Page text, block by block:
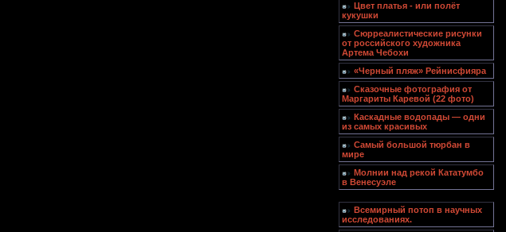
Цвет платья - или полёт
кукушки
Сюрреалистические рисунки
от российского художника
Артема Чебохи
«Черный пляж» Рейнисфияра
Сказочные фотография от
Маргариты Каревой (22 фото)
Каскадные водопады — одни
из самых красивых
Самый большой тюрбан в
мире
Молнии над рекой Кататумбо
в Венесуэле
Всемирный потоп в научных
исследованиях.